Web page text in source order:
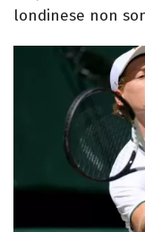
londinese non